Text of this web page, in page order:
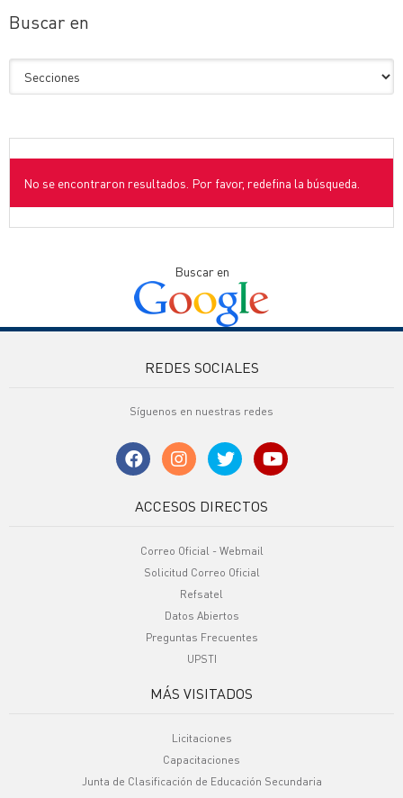
Buscar en
No se encontraron resultados. Por favor, redefina la búsqueda.
Buscar en
REDES SOCIALES
Síguenos en nuestras redes
ACCESOS DIRECTOS
Correo Oficial - Webmail
Solicitud Correo Oficial
Refsatel
Datos Abiertos
Preguntas Frecuentes
UPSTI
MÁS VISITADOS
Licitaciones
Capacitaciones
Junta de Clasificación de Educación Secundaria